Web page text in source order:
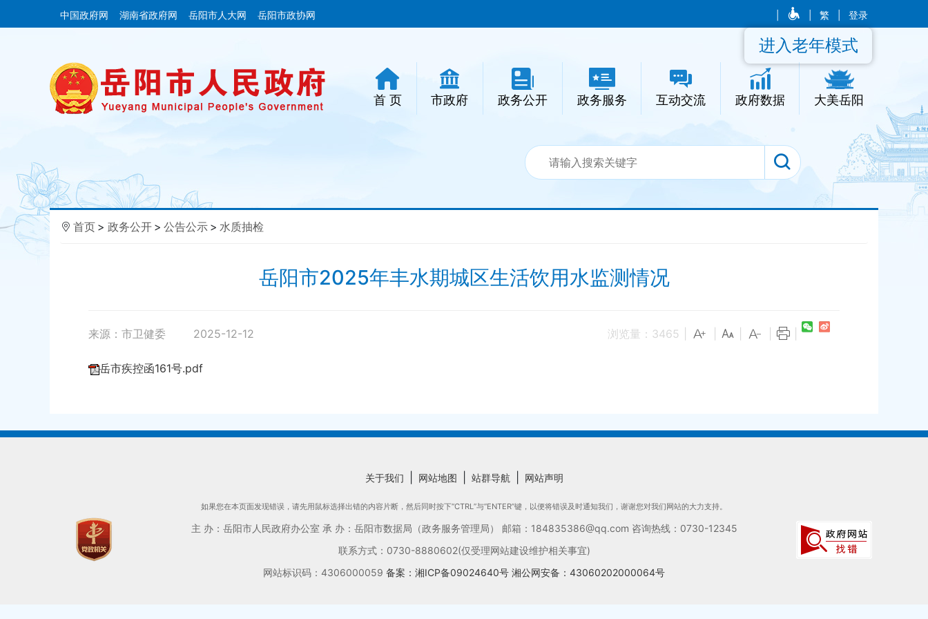
中国政府网 湖南省政府网 岳阳市人大网 岳阳市政协网 繁 登录
首 页 市政府 政务公开 政务服务 互动交流 政府数据 大美岳阳
进入老年模式
首页 > 政务公开 > 公告公示 > 水质抽检
岳阳市2025年丰水期城区生活饮用水监测情况
来源：市卫健委 2025-12-12 浏览量： 3465
岳市疾控函161号.pdf
关于我们 网站地图 站群导航 网站声明
如果您在本页面发现错误，请先用鼠标选择出错的内容片断，然后同时按下“CTRL”与“ENTER”键，以便将错误及时通知我们，谢谢您对我们网站的大力支持。
主 办：岳阳市人民政府办公室 承 办：岳阳市数据局（政务服务管理局） 邮箱：184835386@qq.com 咨询热线：0730-12345
联系方式：0730-8880602(仅受理网站建设维护相关事宜)
网站标识码：4306000059 备案：湘ICP备09024640号 湘公网安备：43060202000064号